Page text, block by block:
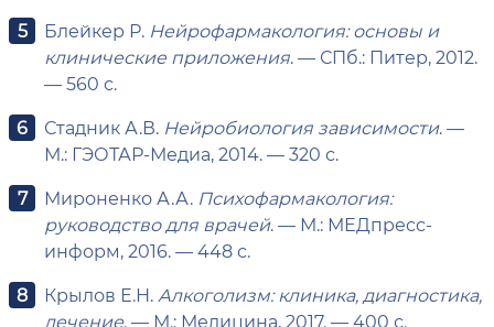
Блейкер Р. Нейрофармакология: основы и
клинические приложения. — СПб.: Питер, 2012.
— 560 с.
Стадник А.В. Нейробиология зависимости. —
М.: ГЭОТАР-Медиа, 2014. — 320 с.
Мироненко А.А. Психофармакология:
руководство для врачей. — М.: МЕДпресс-
информ, 2016. — 448 с.
Крылов Е.Н.Алкоголизм: клиника, диагностика,
лечение. — М.: Медицина, 2017. — 400 с.